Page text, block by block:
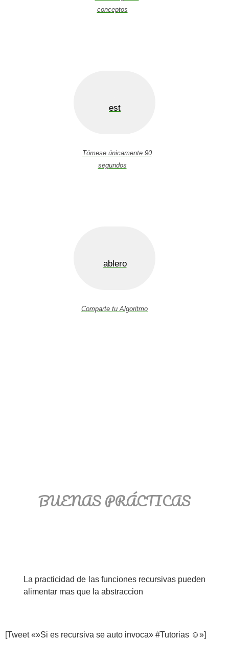
conceptos
est
Tómese únicamente 90
segundos
ablero
Comparte tu Algoritmo
BUENAS PRÁCTICAS
La practicidad de las funciones recursivas pueden
alimentar mas que la abstraccion
[Tweet «»Si es recursiva se auto invoca» #Tutorias ☺»]